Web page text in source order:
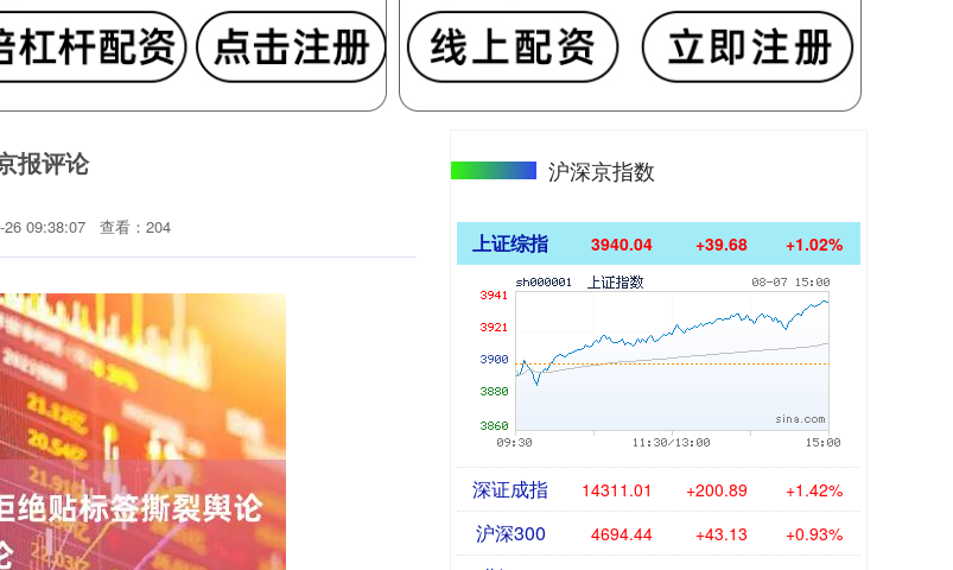
报评论
26 09:38:07 查看：204
沪深京指数
上证综指 3940.04 +39.68 +1.02%
深证成指 14311.01 +200.89 +1.42%
沪深300 4694.44 +43.13 +0.93%